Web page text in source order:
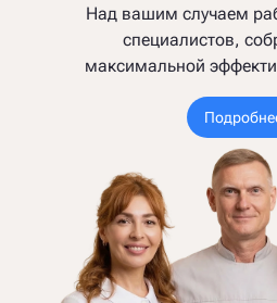
Над вашим случаем
специалистов,
максимальной